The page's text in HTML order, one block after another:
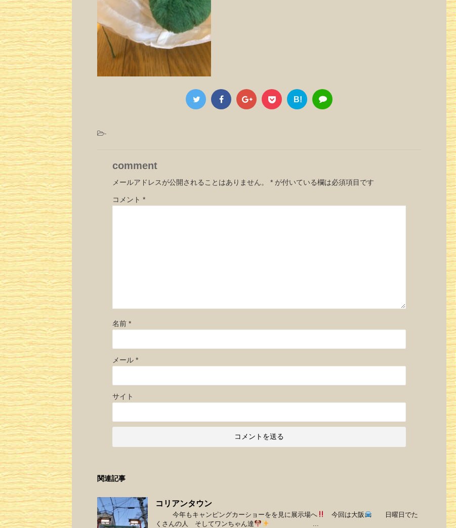
B!
-
comment
メールアドレスが公開されることはありません。 * が付いている欄は必須項目です
コメント *
名前 *
メール *
サイト
関連記事
コリアンタウン
今年もキャンピングカーショーをを見に展示場へ 今回は大阪
日曜日でた
くさんの人 そしてワンちゃん達
...